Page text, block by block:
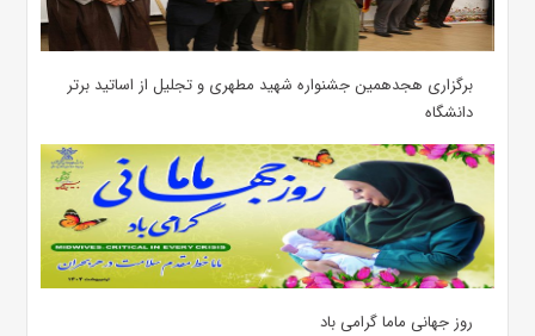
برگزاری هجدهمین جشنواره شهید مطهری و تجلیل از اساتید برتر
دانشگاه
روز جهانی ماما گرامی باد